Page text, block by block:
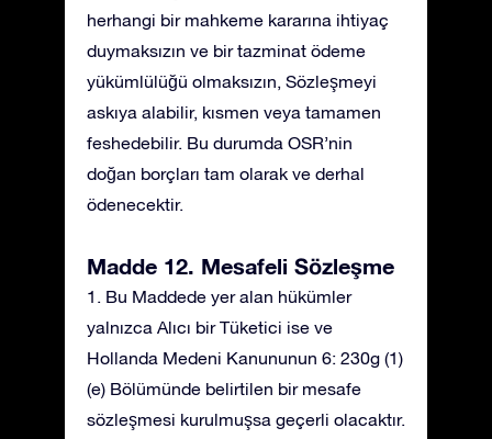
herhangi bir mahkeme kararına ihtiyaç
duymaksızın ve bir tazminat ödeme
yükümlülüğü olmaksızın, Sözleşmeyi
askıya alabilir, kısmen veya tamamen
feshedebilir. Bu durumda OSR’nin
doğan borçları tam olarak ve derhal
ödenecektir.
Madde 12. Mesafeli Sözleşme
1. Bu Maddede yer alan hükümler
yalnızca Alıcı bir Tüketici ise ve
Hollanda Medeni Kanununun 6: 230g (1)
(e) Bölümünde belirtilen bir mesafe
sözleşmesi kurulmuşsa geçerli olacaktır.